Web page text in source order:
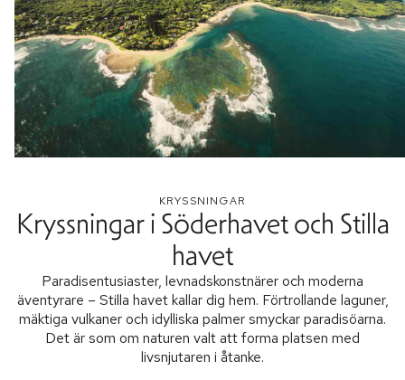
KRYSSNINGAR
Kryssningar i Söderhavet och Stilla
havet
Paradisentusiaster, levnadskonstnärer och moderna
äventyrare – Stilla havet kallar dig hem. Förtrollande laguner,
mäktiga vulkaner och idylliska palmer smyckar paradisöarna.
Det är som om naturen valt att forma platsen med
livsnjutaren i åtanke.